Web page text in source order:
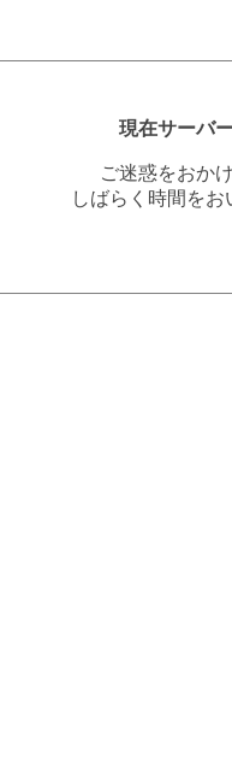
現在サーバ
ご迷惑をおか
しばらく時間を